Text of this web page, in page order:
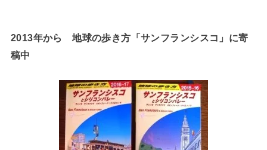
2013年から 地球の歩き方「サンフランシスコ」に寄
稿中